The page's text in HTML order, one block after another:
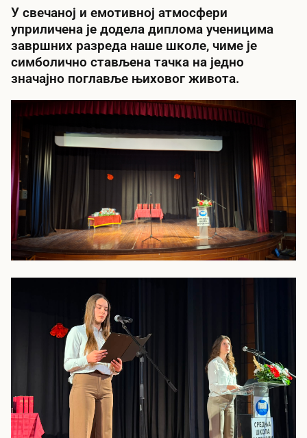
У свечаној и емотивној атмосфери
уприличена је додела диплома ученицима
завршних разреда наше школе, чиме је
симболично стављена тачка на једно
значајно поглавље њиховог живота.